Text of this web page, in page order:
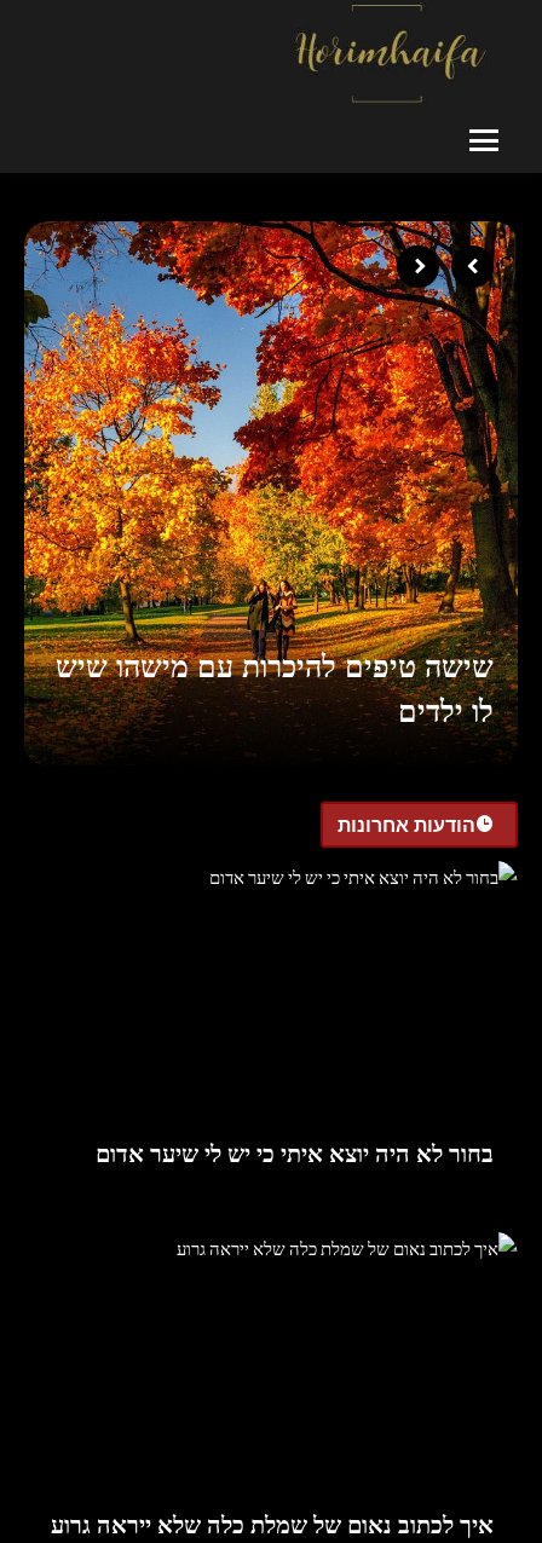
horimhaifa
אין ספק שכל נערות ליווי, כשראו שתי רצועות, היו מתייפחות מאושר…מה
חוויתם? פחד, אובדן ורגשות מעורבים.
שישה טיפים להיכרות עם מישהו שיש
לו ילדים
הודעות אחרונות
בחור לא היה יוצא איתי כי יש לי שיער אדום
איך לכתוב נאום של שמלת כלה שלא ייראה גרוע